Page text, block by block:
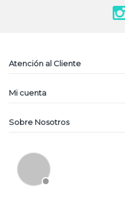
Atención al Cliente
Mi cuenta
Sobre Nosotros